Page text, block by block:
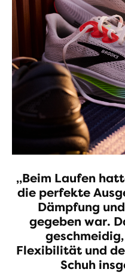
„Beim Laufen
die perfekte
Dämpfung
gegeben war.
Flexibilität und
Schuh